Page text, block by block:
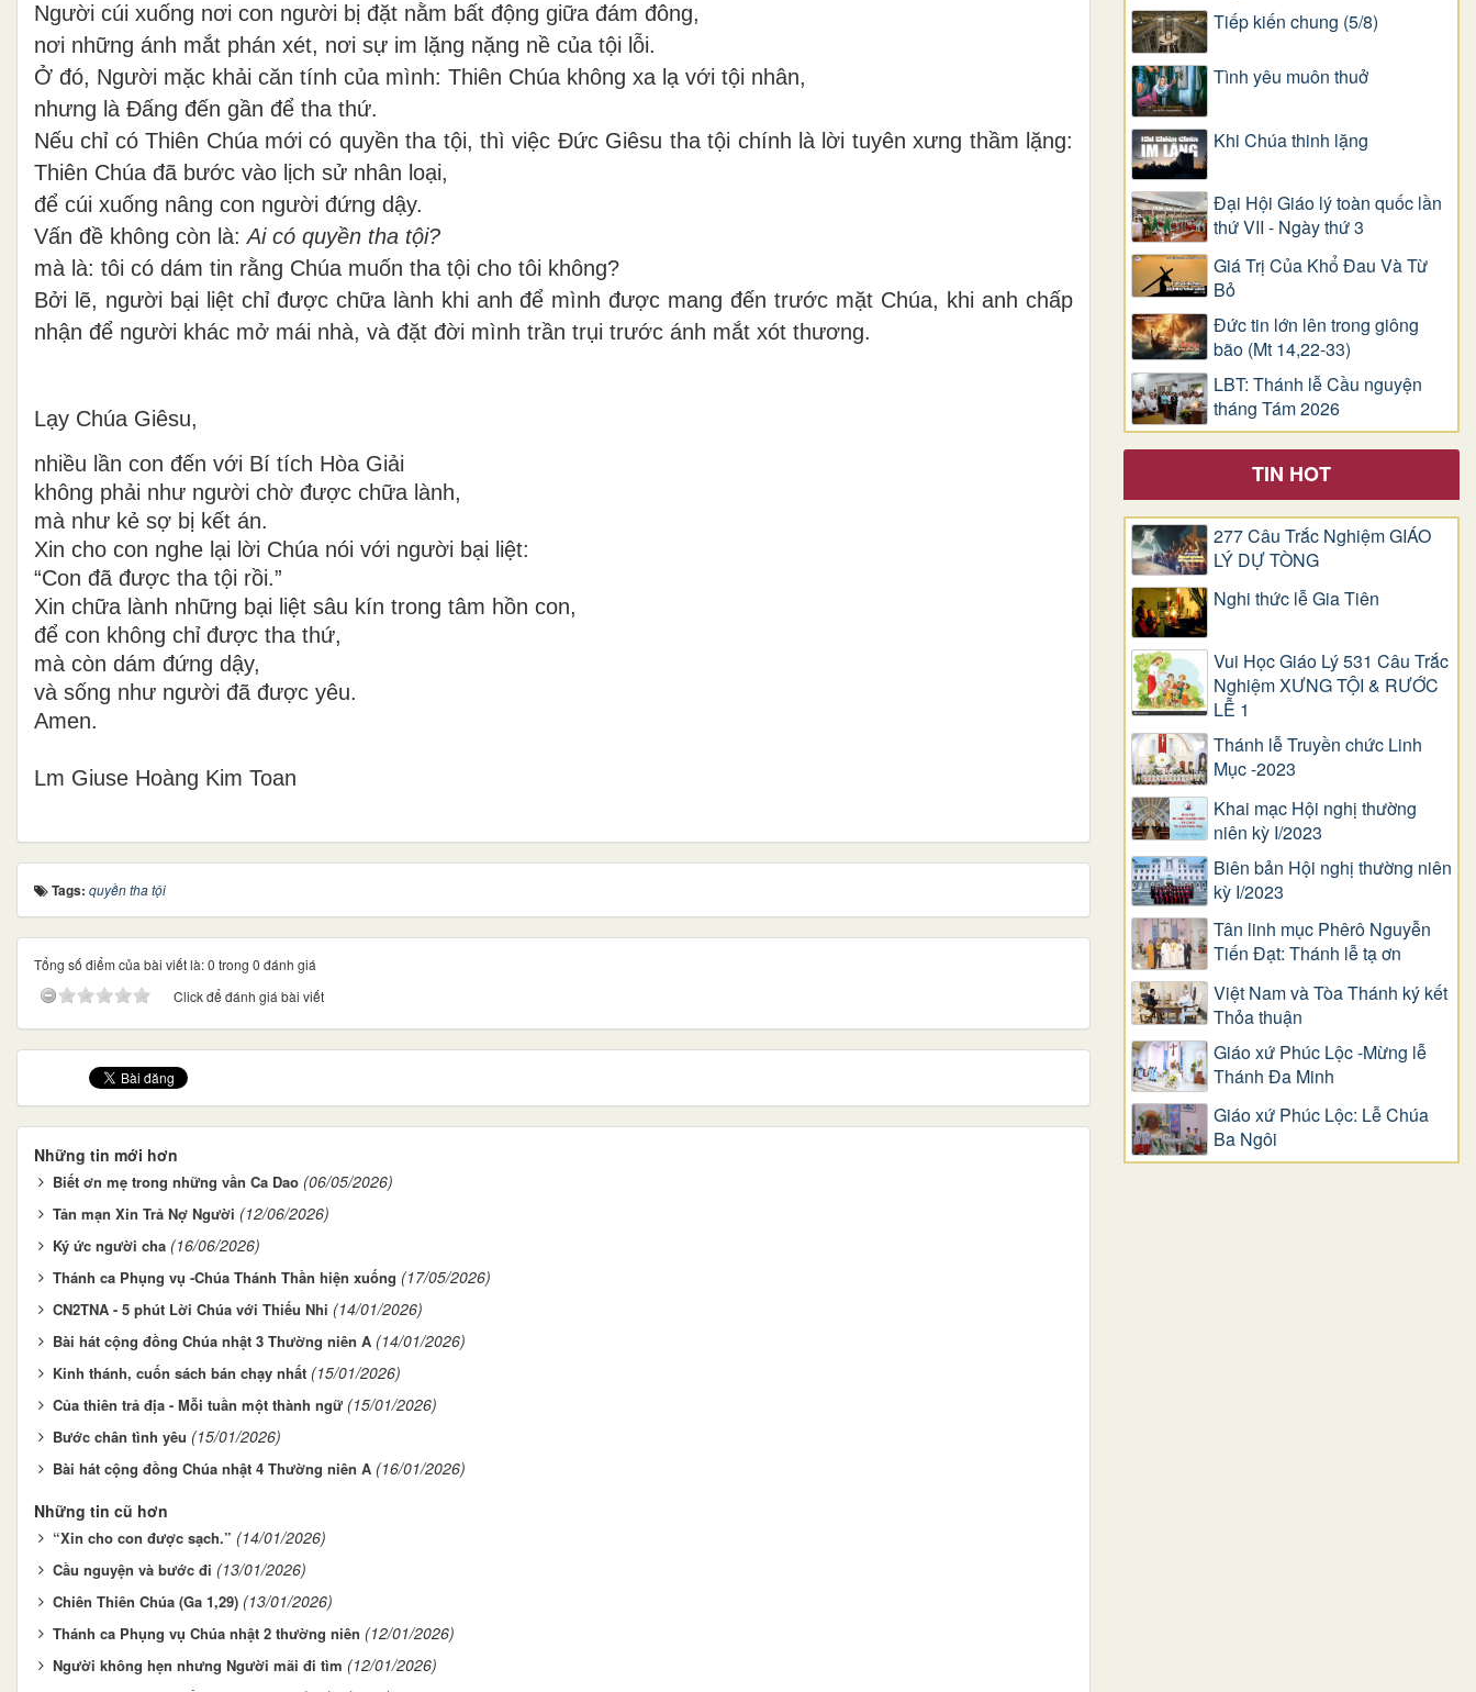
Người cúi xuống nơi con người bị đặt nằm bất động giữa đám đông,
nơi những ánh mắt phán xét, nơi sự im lặng nặng nề của tội lỗi.
Ở đó, Người mặc khải căn tính của mình: Thiên Chúa không xa lạ với tội nhân,
nhưng là Đấng đến gần để tha thứ.
Nếu chỉ có Thiên Chúa mới có quyền tha tội, thì việc Đức Giêsu tha tội chính là lời tuyên xưng thầm lặng:
Thiên Chúa đã bước vào lịch sử nhân loại,
để cúi xuống nâng con người đứng dậy.
Vấn đề không còn là:Ai có quyền tha tội?
mà là: tôi có dám tin rằng Chúa muốn tha tội cho tôi không?
Bởi lẽ, người bại liệt chỉ được chữa lành khi anh để mình được mang đến trước mặt Chúa, khi anh chấp
nhận để người khác mở mái nhà, và đặt đời mình trần trụi trước ánh mắt xót thương.
Lạy Chúa Giêsu,
nhiều lần con đến với Bí tích Hòa Giải
không phải như người chờ được chữa lành,
mà như kẻ sợ bị kết án.
Xin cho con nghe lại lời Chúa nói với người bại liệt:
“Con đã được tha tội rồi.”
Xin chữa lành những bại liệt sâu kín trong tâm hồn con,
để con không chỉ được tha thứ,
mà còn dám đứng dậy,
và sống như người đã được yêu.
Amen.
Lm Giuse Hoàng Kim Toan
Tags: quyền tha tội
Tổng số điểm của bài viết là: 0 trong 0 đánh giá
Click để đánh giá bài viết
Những tin mới hơn
Biết ơn mẹ trong những vần Ca Dao (06/05/2026)
Tản mạn Xin Trả Nợ Người (12/06/2026)
Ký ức người cha (16/06/2026)
Thánh ca Phụng vụ -Chúa Thánh Thần hiện xuống (17/05/2026)
CN2TNA - 5 phút Lời Chúa với Thiếu Nhi (14/01/2026)
Bài hát cộng đồng Chúa nhật 3 Thường niên A (14/01/2026)
Kinh thánh, cuốn sách bán chạy nhất (15/01/2026)
Của thiên trả địa - Mỗi tuần một thành ngữ (15/01/2026)
Bước chân tình yêu (15/01/2026)
Bài hát cộng đồng Chúa nhật 4 Thường niên A (16/01/2026)
Những tin cũ hơn
“Xin cho con được sạch.” (14/01/2026)
Cầu nguyện và bước đi (13/01/2026)
Chiên Thiên Chúa (Ga 1,29) (13/01/2026)
Thánh ca Phụng vụ Chúa nhật 2 thường niên (12/01/2026)
Người không hẹn nhưng Người mãi đi tìm (12/01/2026)
Tiếp kiến chung (5/8)
Tình yêu muôn thuở
Khi Chúa thinh lặng
Đại Hội Giáo lý toàn quốc lần
thứ VII - Ngày thứ 3
Giá Trị Của Khổ Ðau Và Từ
Bỏ
Đức tin lớn lên trong giông
bão (Mt 14,22-33)
LBT: Thánh lễ Cầu nguyện
tháng Tám 2026
TIN HOT
277 Câu Trắc Nghiệm GIÁO
LÝ DỰ TÒNG
Nghi thức lễ Gia Tiên
Vui Học Giáo Lý 531 Câu Trắc
Nghiệm XƯNG TỘI & RƯỚC
LỄ 1
Thánh lễ Truyền chức Linh
Mục -2023
Khai mạc Hội nghị thường
niên kỳ I/2023
Biên bản Hội nghị thường niên
kỳ I/2023
Tân linh mục Phêrô Nguyễn
Tiến Đạt: Thánh lễ tạ ơn
Việt Nam và Tòa Thánh ký kết
Thỏa thuận
Giáo xứ Phúc Lộc -Mừng lễ
Thánh Đa Minh
Giáo xứ Phúc Lộc: Lễ Chúa
Ba Ngôi